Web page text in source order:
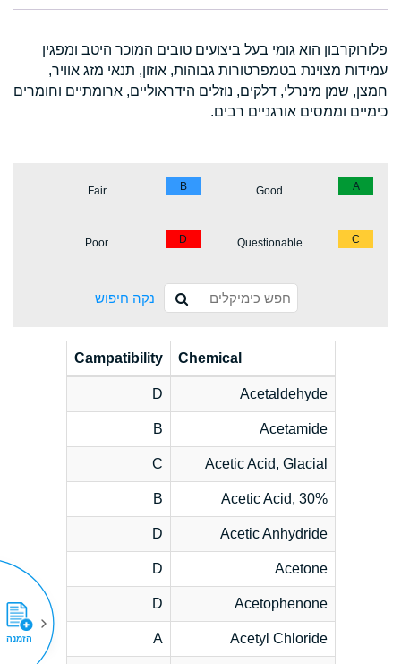
פלורוקרבון הוא גומי בעל ביצועים טובים המוכר היטב ומפגין
עמידות מצוינת בטמפרטורות גבוהות, אוזון, תנאי מזג אוויר,
חמצן, שמן מינרלי, דלקים, נוזלים הידראוליים, ארומתיים וחומרים
כימיים וממסים אורגניים רבים.
A
Good
B
Fair
C
Questionable
D
Poor
נקה חיפוש
Chemical
Campatibility
Acetaldehyde
D
Acetamide
B
Acetic Acid, Glacial
C
Acetic Acid, 30%
B
Acetic Anhydride
D
Acetone
D
Acetophenone
D
Acetyl Chloride
A הזמנה